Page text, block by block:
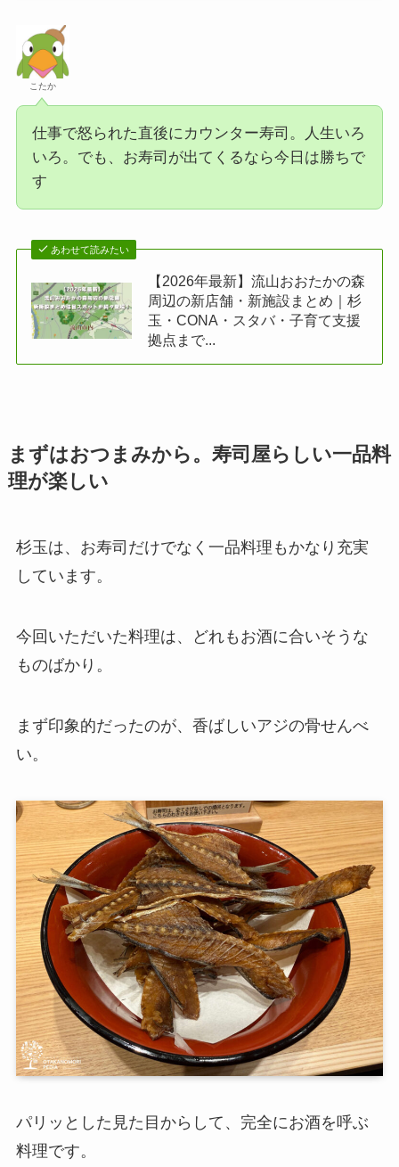
こたか
仕事で怒られた直後にカウンター寿司。人生いろ
いろ。でも、お寿司が出てくるなら今日は勝ちで
す
あわせて読みたい
【2026年最新】流山おおたかの森
周辺の新店舗・新施設まとめ｜杉
玉・CONA・スタバ・子育て支援
拠点まで...
まずはおつまみから。寿司屋らしい一品料
理が楽しい
杉玉は、お寿司だけでなく一品料理もかなり充実
しています。
今回いただいた料理は、どれもお酒に合いそうな
ものばかり。
まず印象的だったのが、香ばしいアジの骨せんべ
い。
パリッとした見た目からして、完全にお酒を呼ぶ
料理です。